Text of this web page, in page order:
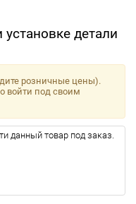
детали
розничные цены).
войти под своим
данный товар под заказ.